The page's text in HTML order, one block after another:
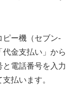
ピー機（セブン-
金支払い」から
と電話番号を入力
払います。